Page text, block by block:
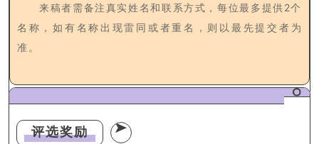
来稿者需备注真实姓名和联系方式，每位最多提供2个
名称，如有名称出现雷同或者重名，则以最先提交者为
准。
评选奖励